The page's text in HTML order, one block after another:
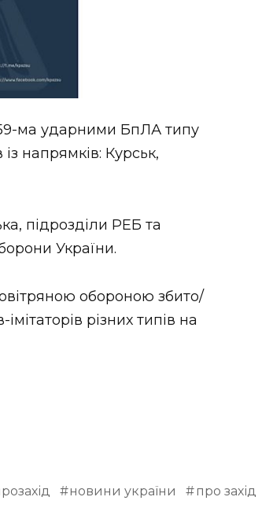
59-ма ударними БпЛА типу
напрямків: Курськ,
підрозділи РЕБ та
України.
обороною збито/
різних типів на
новини україни про захід